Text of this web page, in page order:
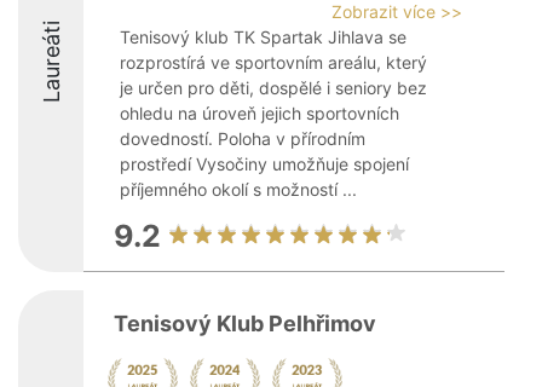
Laureáti
Zobrazit více >>
Tenisový klub TK Spartak Jihlava se
rozprostírá ve sportovním areálu, který
je určen pro děti, dospělé i seniory bez
ohledu na úroveň jejich sportovních
dovedností. Poloha v přírodním
prostředí Vysočiny umožňuje spojení
příjemného okolí s možností ...
9.2
Tenisový Klub Pelhřimov